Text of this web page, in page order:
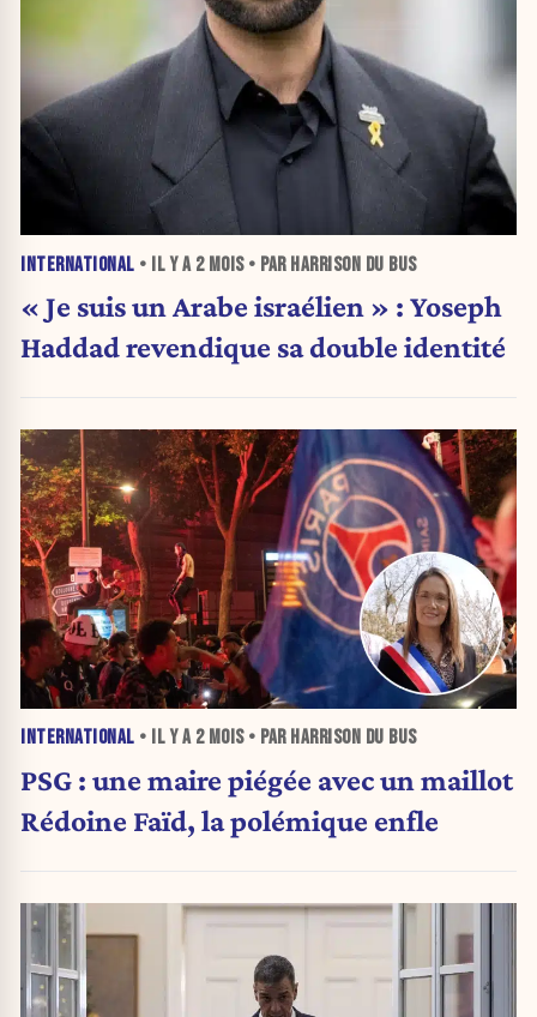
INTERNATIONAL • IL Y A 2 MOIS• PAR HARRISON DU BUS
« Je suis un Arabe israélien » : Yoseph
Haddad revendique sa double identité
INTERNATIONAL • IL Y A 2 MOIS• PAR HARRISON DU BUS
PSG : une maire piégée avec un maillot
Rédoine Faïd, la polémique enfle